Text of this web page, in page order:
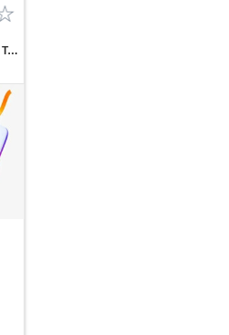
"Выгодные цены на ноутбуки Tecno!"